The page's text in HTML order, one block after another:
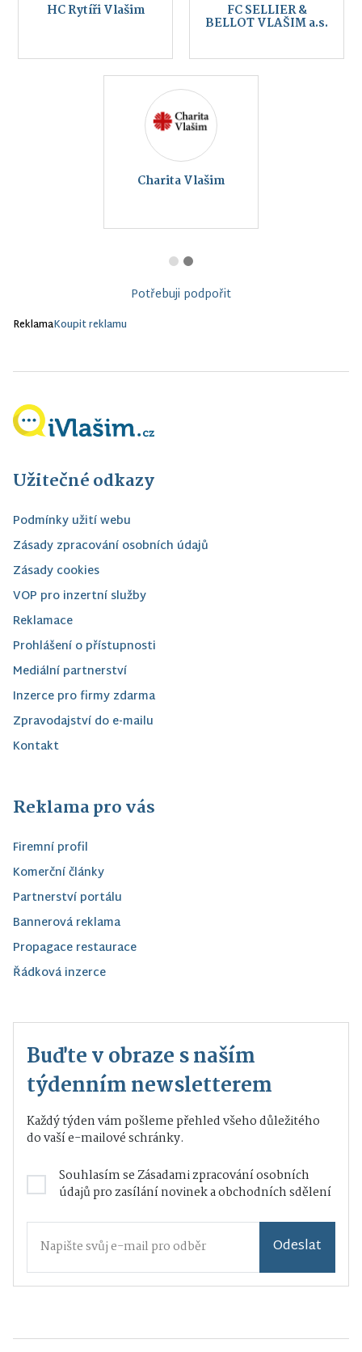
HC Rytíři Vlašim FC SELLIER &
BELLOT VLAŠIM a.s.
Charita Vlašim
Potřebuji podpořit
ReklamaKoupit reklamu
Užitečné odkazy
Podmínky užití webu
Zásady zpracování osobních údajů
Zásady cookies
VOP pro inzertní služby
Reklamace
Prohlášení o přístupnosti
Mediální partnerství
Inzerce pro firmy zdarma
Zpravodajství do e-mailu
Kontakt
Reklama pro vás
Firemní profil
Komerční články
Partnerství portálu
Bannerová reklama
Propagace restaurace
Řádková inzerce
Buďte v obraze s naším
týdenním newsletterem
Každý týden vám pošleme přehled všeho důležitého
do vaší e-mailové schránky.
Souhlasím seZásadami zpracování osobních
údajůpro zasílání novinek a obchodních sdělení
Odeslat